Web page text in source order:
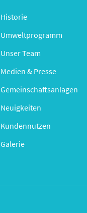
Historie
Umweltprogramm
Unser Team
Medien & Presse
Gemeinschaftsanlagen
Neuigkeiten
Kundennutzen
Galerie